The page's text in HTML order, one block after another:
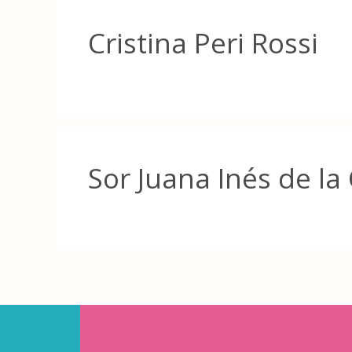
Cristina Peri Rossi
Sor Juana Inés de la